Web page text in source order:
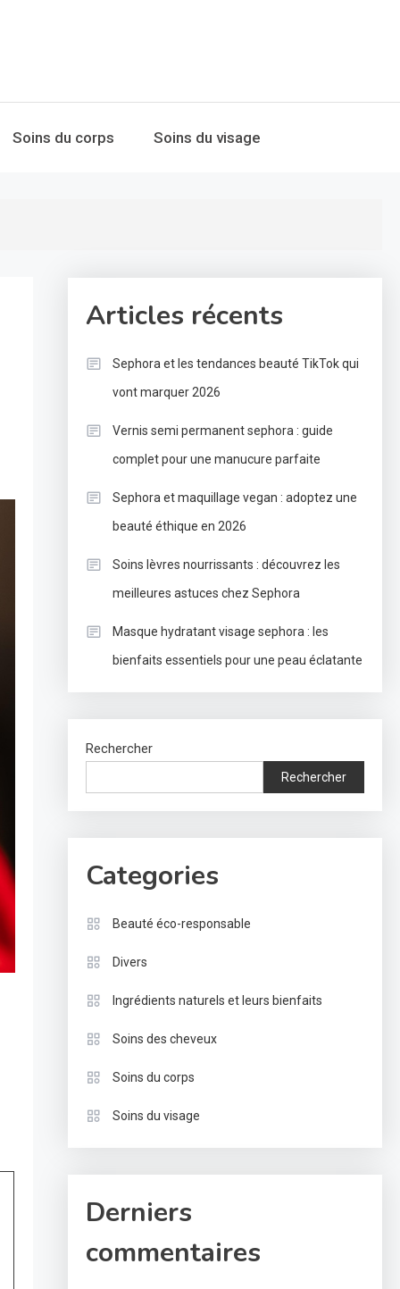
Soins du corps Soins du visage
Articles récents
Sephora et les tendances beauté TikTok qui
vont marquer 2026
Vernis semi permanent sephora : guide
complet pour une manucure parfaite
Sephora et maquillage vegan : adoptez une
beauté éthique en 2026
Soins lèvres nourrissants : découvrez les
meilleures astuces chez Sephora
Masque hydratant visage sephora : les
bienfaits essentiels pour une peau éclatante
Rechercher
Rechercher
Categories
Beauté éco-responsable
Divers
Ingrédients naturels et leurs bienfaits
Soins des cheveux
Soins du corps
Soins du visage
Derniers
commentaires